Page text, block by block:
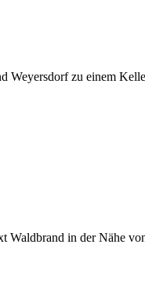
Weyersdorf zu einem
Waldbrand in der Nähe